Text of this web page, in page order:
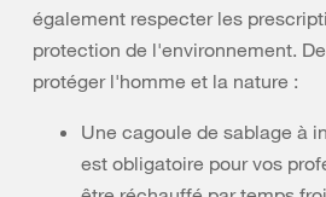
également respecter les
protection de l'environnement.
protéger l'homme et la nature :
Une cagoule de sablage à
est obligatoire pour vos